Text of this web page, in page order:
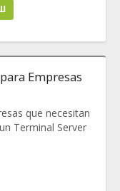
Empresas
que necesitan
Terminal Server